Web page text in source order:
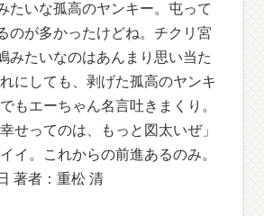
たいな孤高のヤンキー。屯って
のが多かったけどね。チクリ宮
みたいなのはあんまり思い当た
にしても、剥げた孤高のヤンキ
もエーちゃん名言吐きまくり。
せってのは、もっと図太いぜ」
イ。これからの前進あるのみ。
著者：重松 清